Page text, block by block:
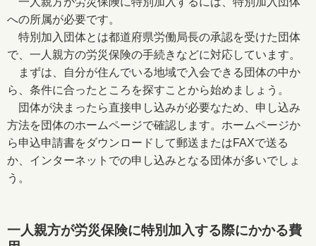
への所属が必要です。
特別加入団体とは都道府県労働局長の承認を受けた団体
で、一人親方の労災保険の手続きなどに対応しています。
まずは、自分が住んでいる地域で入会できる団体の中か
ら、条件に合ったところを探すことから始めましょう。
団体が決まったら直接申し込みが必要なため、申し込み
方法を団体のホームページで確認します。ホームページか
ら申込申請書をダウンロードして郵送またはFAXで送る
か、インターネットでの申し込みとなる団体が多いでしょ
う。
一人親方が労災保険に特別加入する際にかかる費